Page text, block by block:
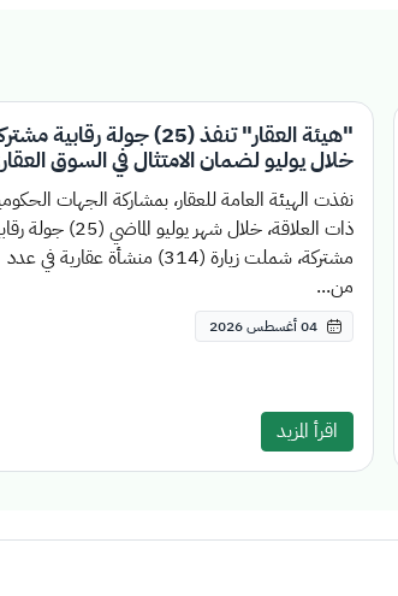
"هيئة العقار" تنفذ (25) جولة رقابية
خلال يوليو لضمان الامتثال في السوق
نفذت الهيئة العامة للعقار، بمشاركة الجهات
ذات العلاقة، خلال شهر يوليو الماضي (25)
مشتركة، شملت زيارة (314) منشأة عقارية في عدد
من...
04 أغسطس 2026
اقرأ المزيد